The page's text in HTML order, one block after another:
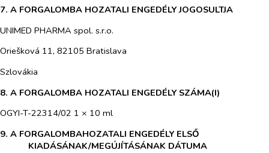
7. A FORGALOMBA HOZATALI ENGEDÉLY JOGOSULTJA
UNIMED PHARMA spol. s.r.o.
Oriešková 11, 82105 Bratislava
Szlovákia
8. A FORGALOMBA HOZATALI ENGEDÉLY SZÁMA(I)
OGYI-T-22314/02 1 × 10 ml
9. A FORGALOMBAHOZATALI ENGEDÉLY ELSŐ
KIADÁSÁNAK/MEGÚJÍTÁSÁNAK DÁTUMA